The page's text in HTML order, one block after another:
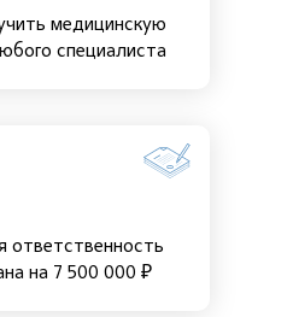
медицинскую
специалиста
ответственность
на 7 500 000 ₽